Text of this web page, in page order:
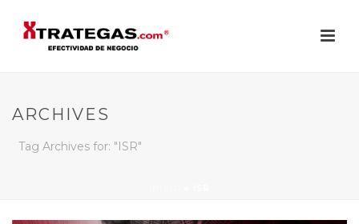
ARCHIVES
Tag Archives for: "ISR"